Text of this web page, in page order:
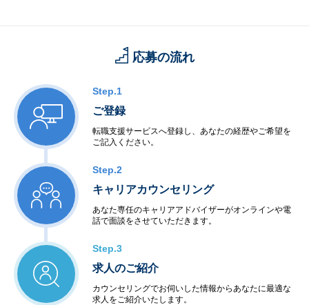
応募の流れ
Step.1
ご登録
転職支援サービスへ登録し、あなたの経歴やご希望を
ご記入ください。
Step.2
キャリアカウンセリング
あなた専任のキャリアアドバイザーがオンラインや電
話で面談をさせていただきます。
Step.3
求人のご紹介
カウンセリングでお伺いした情報からあなたに最適な
求人をご紹介いたします。